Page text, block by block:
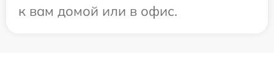
к вам домой или в офис.